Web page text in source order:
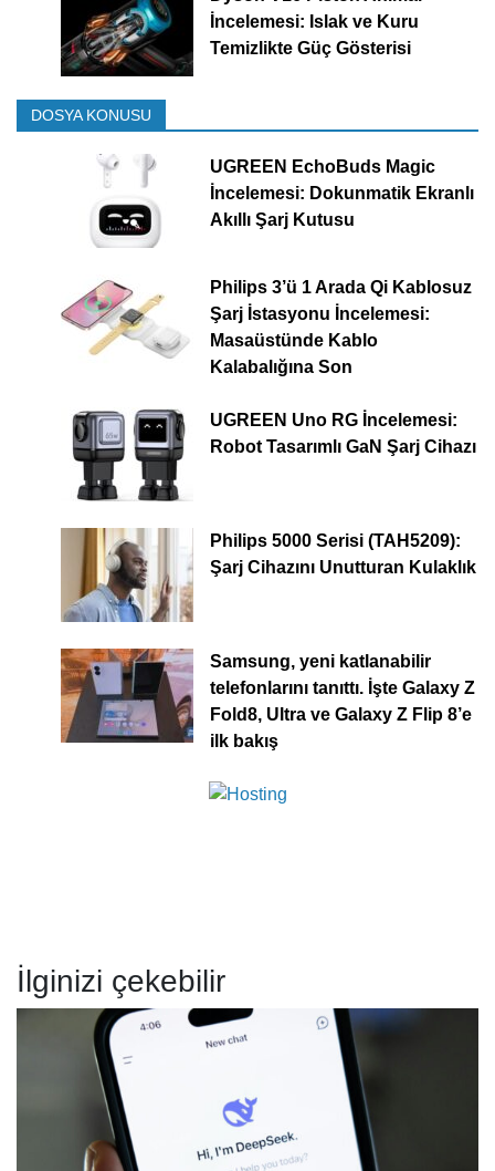
İncelemesi: Islak ve Kuru
Temizlikte Güç Gösterisi
DOSYA KONUSU
UGREEN EchoBuds Magic
İncelemesi: Dokunmatik Ekranlı
Akıllı Şarj Kutusu
Philips 3’ü 1 Arada Qi Kablosuz
Şarj İstasyonu İncelemesi:
Masaüstünde Kablo
Kalabalığına Son
UGREEN Uno RG İncelemesi:
Robot Tasarımlı GaN Şarj Cihazı
Philips 5000 Serisi (TAH5209):
Şarj Cihazını Unutturan Kulaklık
Samsung, yeni katlanabilir
telefonlarını tanıttı. İşte Galaxy Z
Fold8, Ultra ve Galaxy Z Flip 8’e
ilk bakış
İlginizi çekebilir